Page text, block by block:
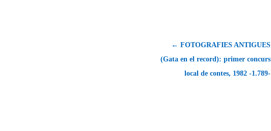
← FOTOGRAFIES ANTIGUES
(Gata en el record): primer concurs
local de contes, 1982 -1.789-